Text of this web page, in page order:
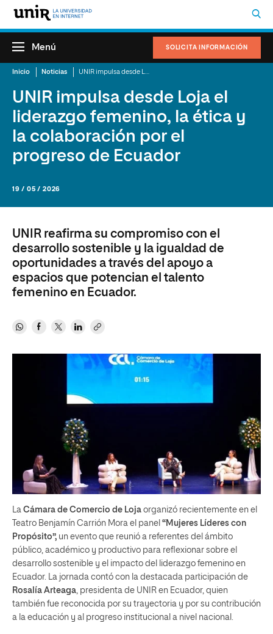
SOLICITA INFORMACIÓN
Menú
Inicio Noticias
UNIR impulsa desde Loja el
liderazgo femenino, la ética y
la colaboración por el
progreso de Ecuador
19 / 05 / 2026
UNIR reafirma su compromiso con el
desarrollo sostenible y la igualdad de
oportunidades a través del apoyo a
espacios que potencian el talento
femenino en Ecuador.
La Cámara de Comercio de Loja organizó recientemente en el
Teatro Benjamín Carrión Mora el panel “Mujeres Líderes con
Propósito”, un evento que reunió a referentes del ámbito
público, académico y productivo para reflexionar sobre el
desarrollo sostenible y el impacto del liderazgo femenino en
Ecuador. La jornada contó con la destacada participación de
Rosalía Arteaga , presidenta de UNIR en Ecuador, quien
también fue reconocida por su trayectoria y por su contribución
a la educación y al progreso institucional a nivel nacional.